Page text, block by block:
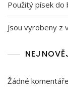
Použitý písek
Jsou vyrobeny z
Žádné